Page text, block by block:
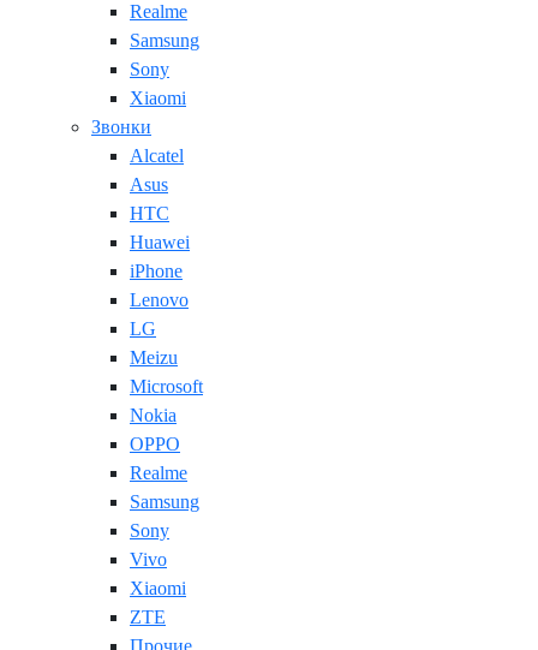
Realme
Samsung
Sony
Xiaomi
Звонки
Alcatel
Asus
HTC
Huawei
iPhone
Lenovo
LG
Meizu
Microsoft
Nokia
OPPO
Realme
Samsung
Sony
Vivo
Xiaomi
ZTE